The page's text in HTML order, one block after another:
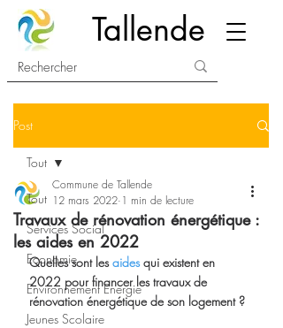
Tallende
Post
Tout
Services Social
Economie
Environnement Energie
Jeunes Scolaire
Tout
Travaux de rénovation énergétique :
les aides en 2022
Commune de Tallende
12 mars 2022 1 min de lecture
Quelles sont les aides qui existent en
2022 pour financer les travaux de
rénovation énergétique de son logement ?